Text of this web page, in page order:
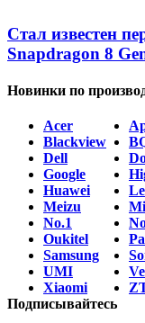
Стал известен
Snapdragon 8
Новинки по
Acer
Blackview
Dell
Google
Huawei
Meizu
No.1
Oukitel
Samsung
UMI
Xiaomi
Подписывайтесь